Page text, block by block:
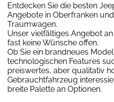
Entdecken Sie die besten
Angebote in Oberfranken
Traumwagen.
Unser vielfältiges Angebot
fast keine Wünsche offen.
Ob Sie ein brandneues
technologischen Features
preiswertes, aber qualitativ
Gebrauchtfahrzeug
breite Palette an Optionen.